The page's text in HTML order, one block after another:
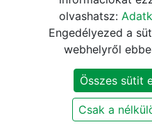
centerlock
fekete
Ft
Jelenleg nem elérhető
Értesítést kérek, ha
olvashatsz:
Engedélyezed a
webhelyről
Összes sütit
Csak a